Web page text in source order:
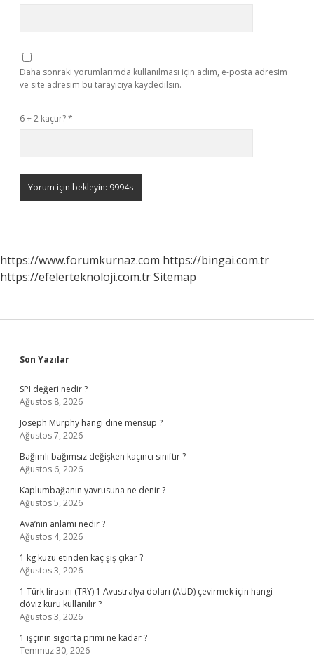
Daha sonraki yorumlarımda kullanılması için adım, e-posta adresim
ve site adresim bu tarayıcıya kaydedilsin.
6 + 2 kaçtır?*
https://www.forumkurnaz.com https://bingai.com.tr
https://efelerteknoloji.com.trSitemap
Sidebar
Son Yazılar
SPI değeri nedir ?
Ağustos 8, 2026
Joseph Murphy hangi dine mensup ?
Ağustos 7, 2026
Bağımlı bağımsız değişken kaçıncı sınıftır ?
Ağustos 6, 2026
Kaplumbağanın yavrusuna ne denir ?
Ağustos 5, 2026
Ava’nın anlamı nedir ?
Ağustos 4, 2026
1 kg kuzu etinden kaç şiş çıkar ?
Ağustos 3, 2026
1 Türk lirasını (TRY) 1 Avustralya doları (AUD) çevirmek için hangi
döviz kuru kullanılır ?
Ağustos 3, 2026
1 işçinin sigorta primi ne kadar ?
Temmuz 30, 2026